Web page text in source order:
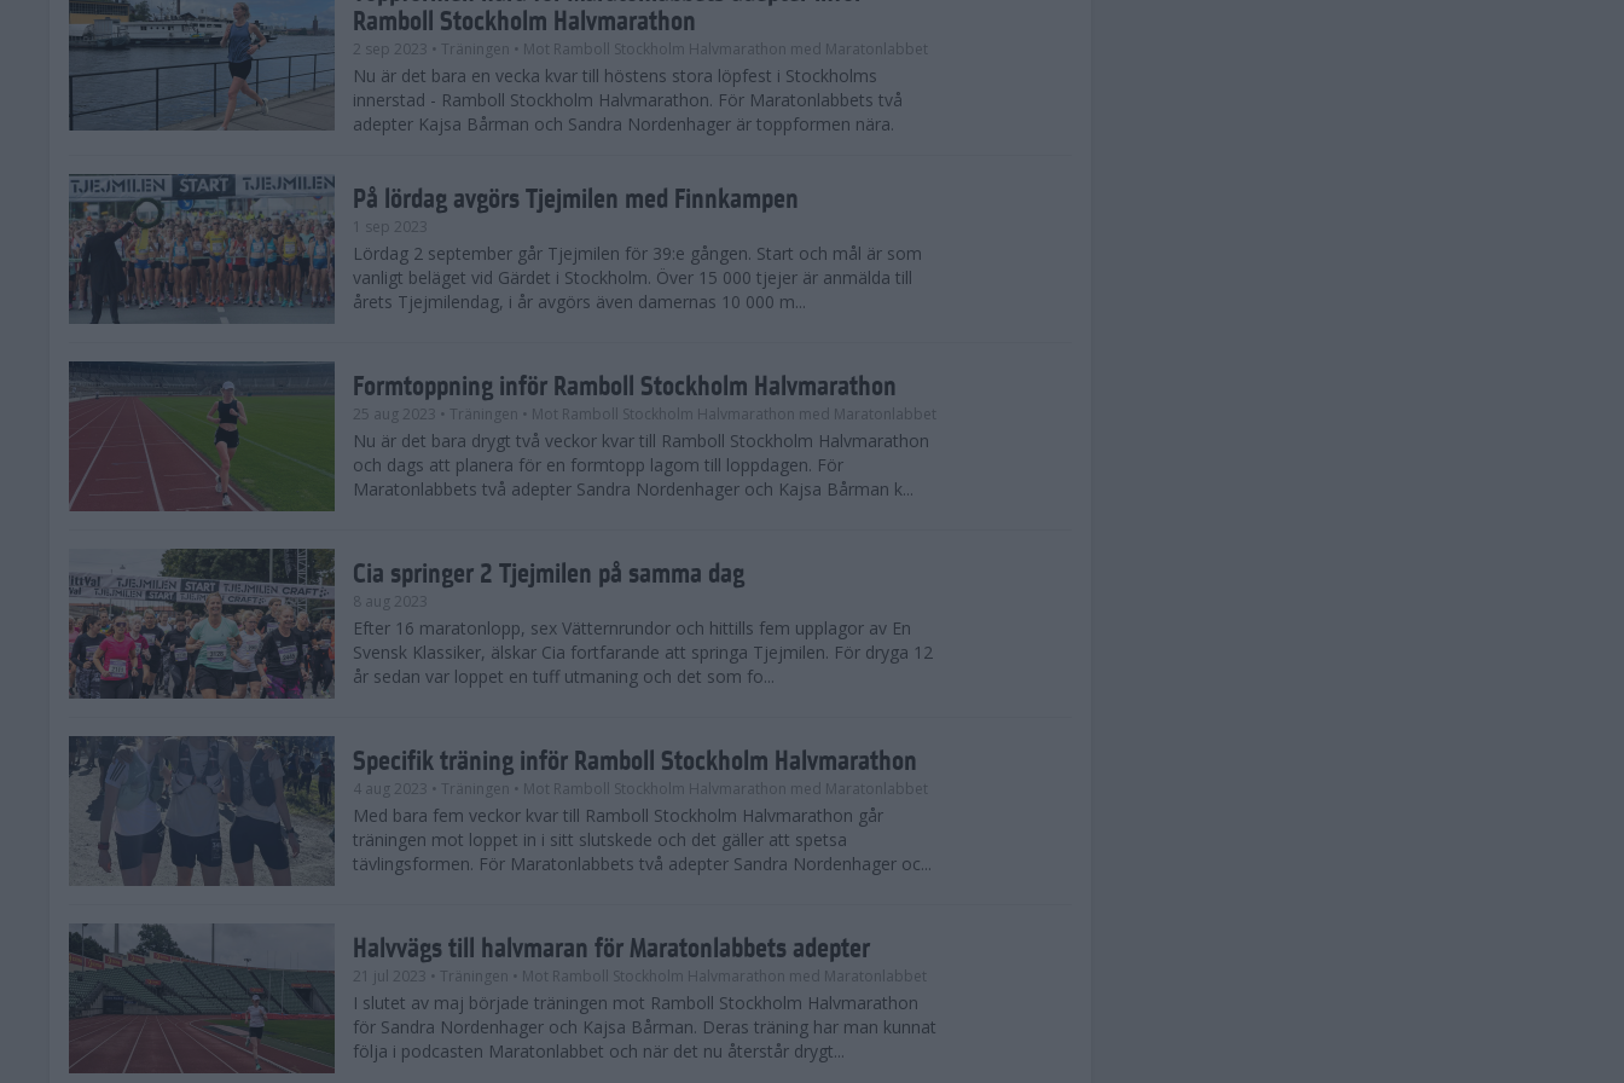
Ramboll Stockholm Halvmarathon
2 sep 2023 • Träningen • Mot Ramboll Stockholm Halvmarathon med Maratonlabbet
Nu är det bara en vecka kvar till höstens stora löpfest i Stockholms
innerstad - Ramboll Stockholm Halvmarathon. För Maratonlabbets två
adepter Kajsa Bårman och Sandra Nordenhager är toppformen nära.
På lördag avgörs Tjejmilen med Finnkampen
1 sep 2023
Lördag 2 september går Tjejmilen för 39:e gången. Start och mål är som
vanligt beläget vid Gärdet i Stockholm. Över 15 000 tjejer är anmälda till
årets Tjejmilendag, i år avgörs även damernas 10 000 m...
Formtoppning inför Ramboll Stockholm Halvmarathon
25 aug 2023 • Träningen • Mot Ramboll Stockholm Halvmarathon med Maratonlabbet
Nu är det bara drygt två veckor kvar till Ramboll Stockholm Halvmarathon
och dags att planera för en formtopp lagom till loppdagen. För
Maratonlabbets två adepter Sandra Nordenhager och Kajsa Bårman k...
Cia springer 2 Tjejmilen på samma dag
8 aug 2023
Efter 16 maratonlopp, sex Vätternrundor och hittills fem upplagor av En
Svensk Klassiker, älskar Cia fortfarande att springa Tjejmilen. För dryga 12
år sedan var loppet en tuff utmaning och det som fo...
Specifik träning inför Ramboll Stockholm Halvmarathon
4 aug 2023 • Träningen • Mot Ramboll Stockholm Halvmarathon med Maratonlabbet
Med bara fem veckor kvar till Ramboll Stockholm Halvmarathon går
träningen mot loppet in i sitt slutskede och det gäller att spetsa
tävlingsformen. För Maratonlabbets två adepter Sandra Nordenhager oc...
Halvvägs till halvmaran för Maratonlabbets adepter
21 jul 2023 • Träningen • Mot Ramboll Stockholm Halvmarathon med Maratonlabbet
I slutet av maj började träningen mot Ramboll Stockholm Halvmarathon
för Sandra Nordenhager och Kajsa Bårman. Deras träning har man kunnat
följa i podcasten Maratonlabbet och när det nu återstår drygt...